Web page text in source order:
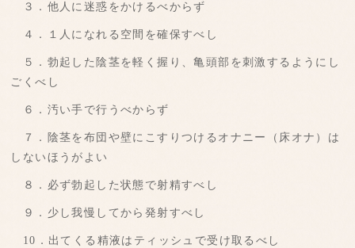
３．他人に迷惑をかけるべからず
４．１人になれる空間を確保すべし
５．勃起した陰茎を軽く握り、亀頭部を刺激するようにし
ごくべし
６．汚い手で行うべからず
７．陰茎を布団や壁にこすりつけるオナニー（床オナ）は
しないほうがよい
８．必ず勃起した状態で射精すべし
９．少し我慢してから発射すべし
10．出てくる精液はティッシュで受け取るべし